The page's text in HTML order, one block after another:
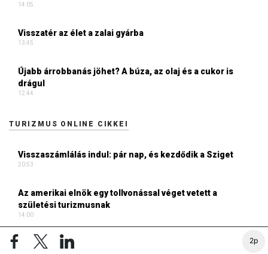
2p
14:05
Visszatér az élet a zalai gyárba
13:45
Újabb árrobbanás jöhet? A búza, az olaj és a cukor is
drágul
12:44
TURIZMUS ONLINE CIKKEI
Visszaszámlálás indul: pár nap, és kezdődik a Sziget
20:53
Az amerikai elnök egy tollvonással véget vetett a
születési turizmusnak
14:00
Egy kis odafigyelés, ami minden bizonnyal